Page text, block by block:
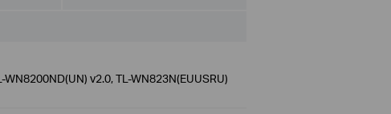
v2.0, TL-WN823N(EUUSRU)